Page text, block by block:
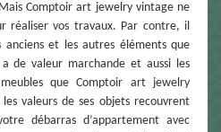
Comptoir art jewelry vintage ne
réaliser vos travaux. Par contre, il
anciens et les autres éléments que
de valeur marchande et aussi les
que Comptoir art jewelry
valeurs de ses objets recouvrent
débarras d’appartement avec